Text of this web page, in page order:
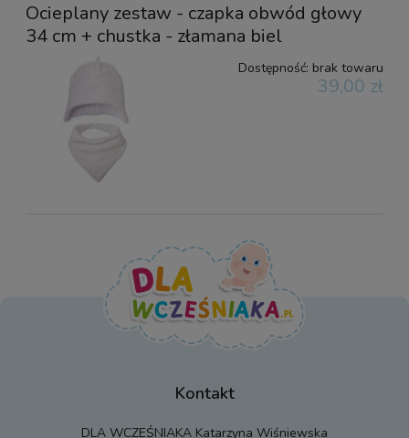
Ocieplany zestaw - czapka obwód głowy
34 cm + chustka - złamana biel
Dostępność: brak towaru
39,00 zł
Kontakt
DLA WCZEŚNIAKA Katarzyna Wiśniewska